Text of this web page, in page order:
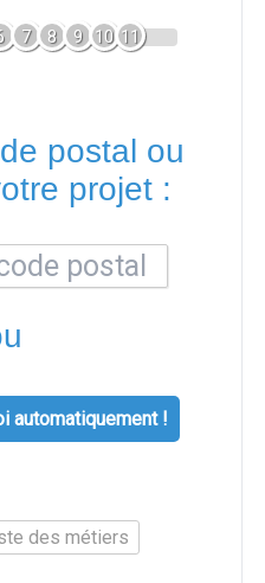
7 8 9 10 11
postal ou
projet :
automatiquement !
des métiers